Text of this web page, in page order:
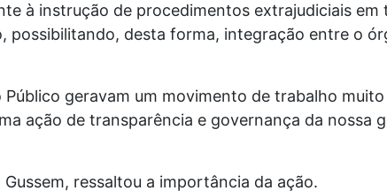
à instrução de procedimentos extrajudiciais
possibilitando, desta forma, integração entre o
geravam um movimento de trabalho
ação de transparência e governança da nossa
ressaltou a importância da ação.